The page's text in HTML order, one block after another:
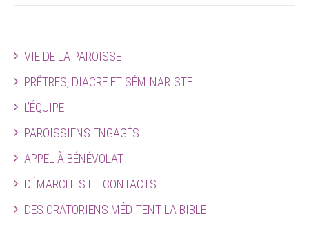
VIE DE LA PAROISSE
PRÊTRES, DIACRE ET SÉMINARISTE
L’ÉQUIPE
PAROISSIENS ENGAGÉS
APPEL À BÉNÉVOLAT
DÉMARCHES ET CONTACTS
DES ORATORIENS MÉDITENT LA BIBLE